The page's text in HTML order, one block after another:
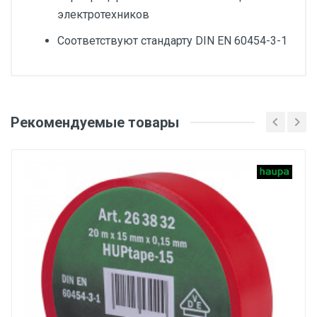
электротехников
Соответствуют стандарту DIN EN 60454-3-1
Общая длина (Од), мм
Самовулканизирующаяся
Толщина, мм
Цвет товара
Email
Ваше сообщение
Рекомендуемые товары